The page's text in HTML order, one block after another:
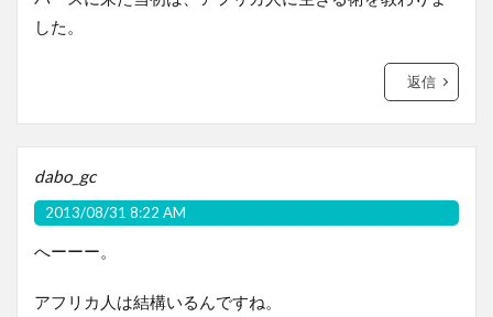
した。
返信
dabo_gc
2013/08/31 8:22 AM
へーーー。
アフリカ人は結構いるんですね。